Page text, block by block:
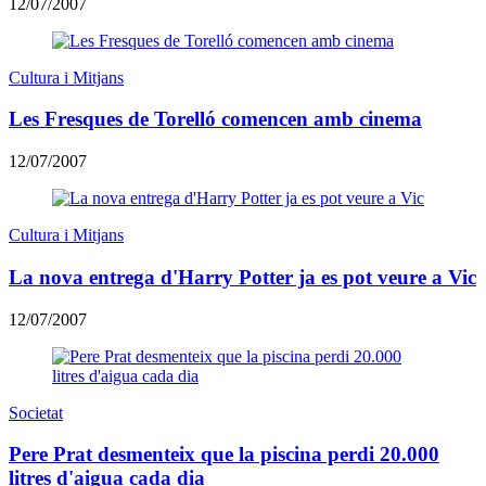
Cultura i Mitjans
Les Fresques de Torelló comencen amb cinema
12/07/2007
Cultura i Mitjans
La nova entrega d'Harry Potter ja es pot veure a Vic
12/07/2007
Societat
Pere Prat desmenteix que la piscina perdi 20.000
litres d'aigua cada dia